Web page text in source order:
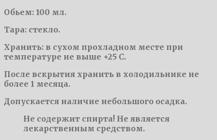
Обьем: 100 мл.
Тара: стекло.
Хранить: в сухом прохладном месте при
температуре не выше +25 С.
После вскрытия хранить в холодильнике не
более 1 месяца.
Допускается наличие небольшого осадка.
Не содержит спирта! Не является
лекарственным средством.